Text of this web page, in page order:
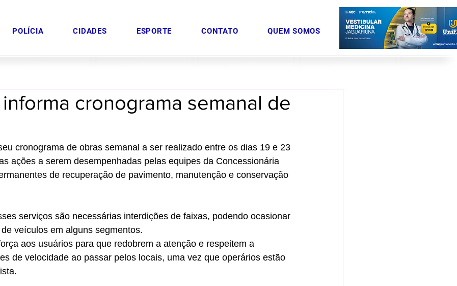
POLÍCIA CIDADES ESPORTE CONTATO QUEM SOMOS
cronograma semanal de
cronograma de obras semanal a ser realizado entre os dias 19 e 23
ações a serem desempenhadas pelas equipes da Concessionária
de recuperação de pavimento, manutenção e conservação
serviços são necessárias interdições de faixas, podendo ocasionar
veículos em alguns segmentos.
aos usuários para que redobrem a atenção e respeitem a
de velocidade ao passar pelos locais, uma vez que operários estão